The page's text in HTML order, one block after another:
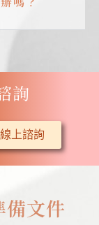
詢
線上諮詢
文件